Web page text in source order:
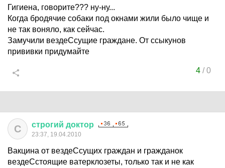
Гигиена, говорите??? ну-ну...
Когда бродячие собаки под окнами жили было чище и
не так воняло, как сейчас.
Замучили вездеСсущие граждане. От ссыкунов
прививки придумайте
4/0
С строгий доктор
23:37, 19.04.2010
Вакцина от вездеСсущих граждан и гражданок
вездеСстоящие ватерклозеты, только так и не как